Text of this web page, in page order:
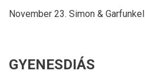
November 23. Simon & Garfunkel
GYENESDIÁS